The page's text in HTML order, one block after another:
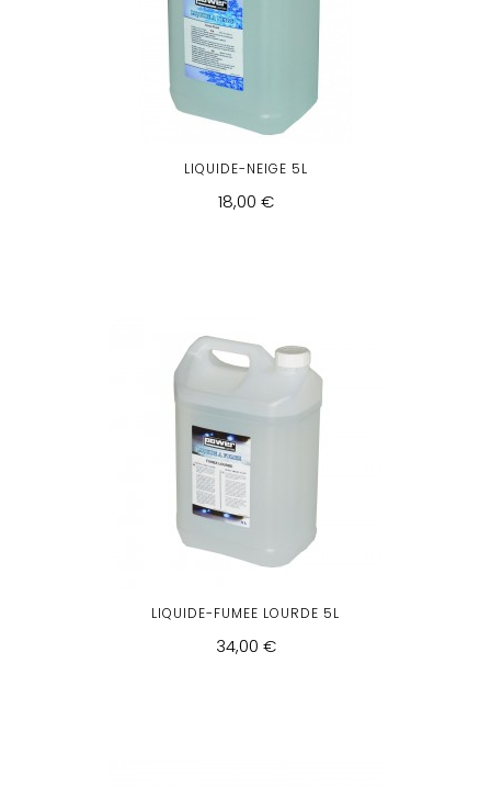
LIQUIDE-NEIGE 5L
18,00 €
LIQUIDE-FUMEE LOURDE 5L
34,00 €